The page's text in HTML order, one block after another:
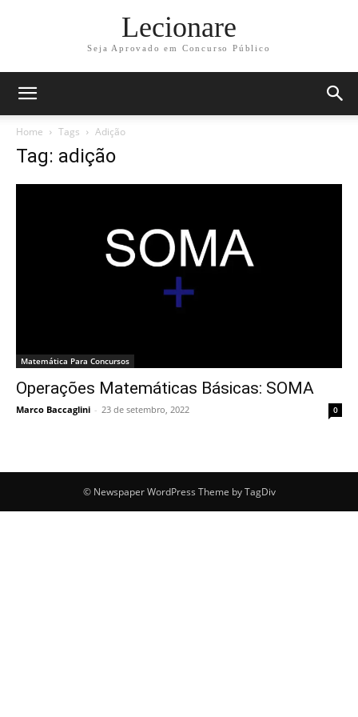
Lecionare
Seja Aprovado em Concurso Público
Home Tags Adição
Tag: adição
Matemática Para Concursos
Operações Matemáticas Básicas: SOMA
Marco Baccaglini - 23 de setembro, 2022 0
© Newspaper WordPress Theme by TagDiv